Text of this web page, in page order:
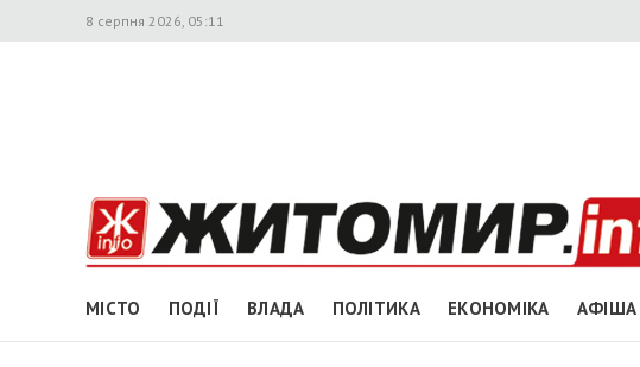
8 серпня 2026, 05:11
МІСТО ПОДІЇ ВЛАДА ПОЛІТИКА ЕКОНОМІКА АФІША